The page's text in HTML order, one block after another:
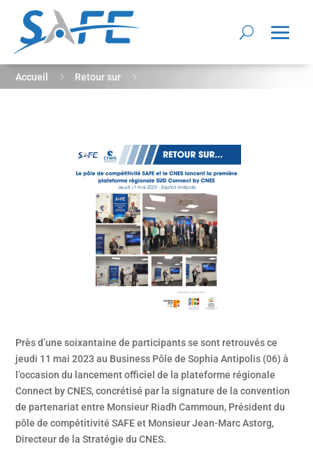
Accueil 5 Retour sur 5
Près d’une soixantaine de participants se sont retrouvés ce
jeudi 11 mai 2023 au Business Pôle de Sophia Antipolis (06) à
l’occasion du lancement officiel de la plateforme régionale
Connect by CNES, concrétisé par la signature de la convention
de partenariat entre Monsieur Riadh Cammoun, Président du
pôle de compétitivité SAFE et Monsieur Jean-Marc Astorg,
Directeur de la Stratégie du CNES.